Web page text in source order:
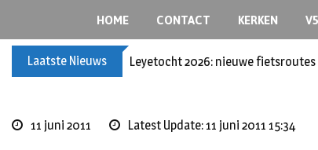
content
HOME CONTACT KERKEN
Laatste Nieuws Leyetocht 2026: nieuwe fietsroutes
11 juni 2011 Latest Update: 11 juni 2011 15:34